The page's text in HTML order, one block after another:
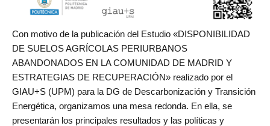
Con motivo de la publicación del Estudio «DISPONIBILIDAD
DE SUELOS AGRÍCOLAS PERIURBANOS
ABANDONADOS EN LA COMUNIDAD DE MADRID Y
ESTRATEGIAS DE RECUPERACIÓN» realizado por el
GIAU+S (UPM) para la DG de Descarbonización y Transición
Energética, organizamos una mesa redonda. En ella, se
presentarán los principales resultados y las políticas y